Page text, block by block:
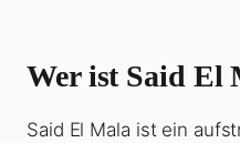
Wer ist Said El
Said El Mala ist ein